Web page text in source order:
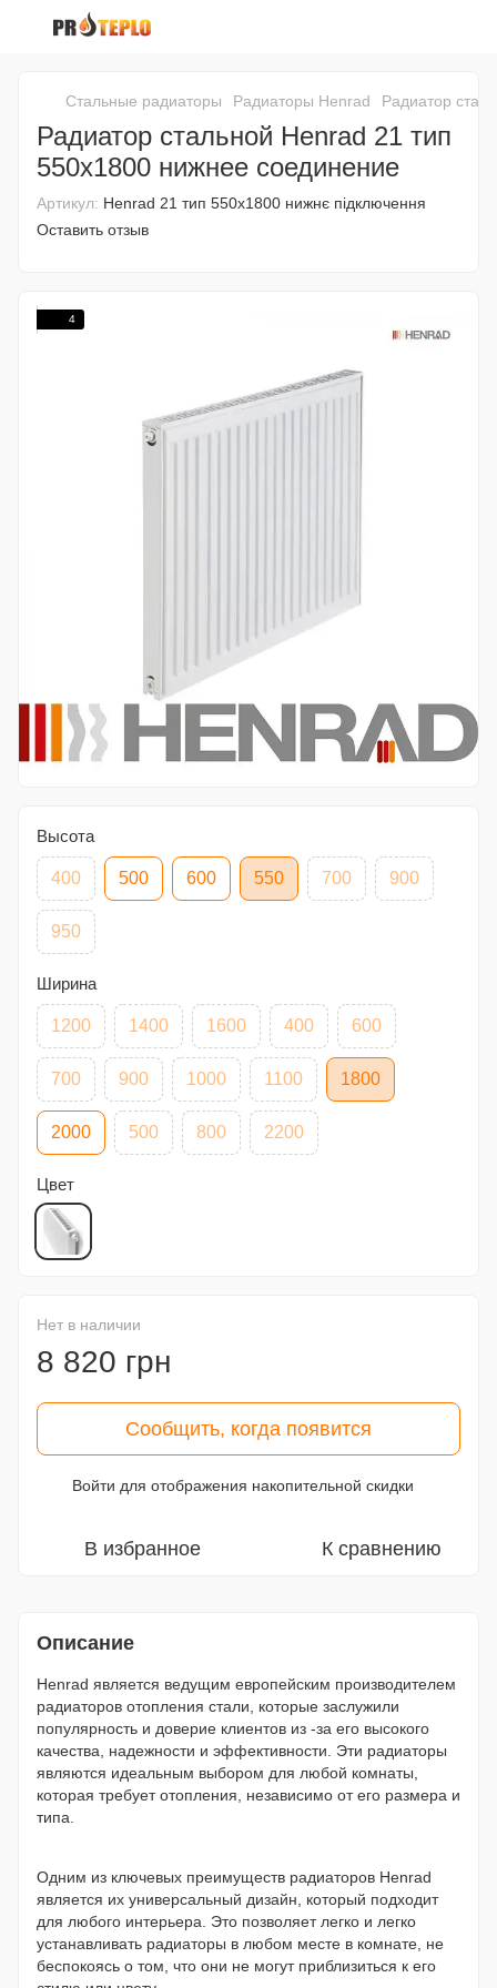
Стальные радиаторы Радиаторы Henrad Радиатор
Радиатор стальной Henrad 21 тип
550х1800 нижнее соединение
Артикул: Henrad 21 тип 550х1800 нижнє підключення
Оставить отзыв
4
Высота
400 500 600 550 700 900
950
Ширина
1200 1400 1600 400 600
700 900 1000 1100 1800
2000 500 800 2200
Цвет
Нет в наличии
8 820 грн
Сообщить, когда появится
Войти для отображения накопительной скидки
В избранное К сравнению
Описание
Henrad является ведущим европейским производителем
радиаторов отопления стали, которые заслужили
популярность и доверие клиентов из -за его высокого
качества, надежности и эффективности. Эти радиаторы
являются идеальным выбором для любой комнаты,
которая требует отопления, независимо от его размера и
типа.
Одним из ключевых преимуществ радиаторов Henrad
является их универсальный дизайн, который подходит
для любого интерьера. Это позволяет легко и легко
устанавливать радиаторы в любом месте в комнате, не
беспокоясь о том, что они не могут приблизиться к его